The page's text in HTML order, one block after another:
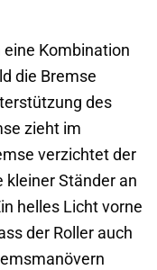
Kombination
die Bremse
des
zieht im
verzichtet der
kleiner Ständer an
helles Licht vorne
der Roller auch